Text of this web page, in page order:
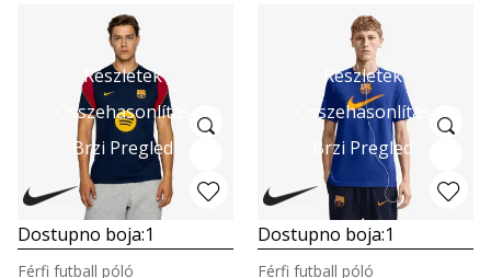
Részletek
Összehasonlítás
Brzi Pregled
Dostupno boja:1
Férfi futball póló
Részletek
Összehasonlítás
Brzi Pregled
Dostupno boja:1
Férfi futball póló